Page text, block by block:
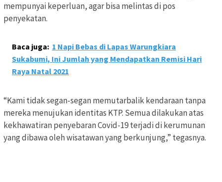
mempunyai keperluan, agar bisa melintas di pos
penyekatan.
Baca juga: 1 Napi Bebas di Lapas Warungkiara
Sukabumi, Ini Jumlah yang Mendapatkan Remisi Hari
Raya Natal 2021
“Kami tidak segan-segan memutarbalik kendaraan tanpa
mereka menujukan identitas KTP. Semua dilakukan atas
kekhawatiran penyebaran Covid-19 terjadi di kerumunan
yang dibawa oleh wisatawan yang berkunjung,” tegasnya.